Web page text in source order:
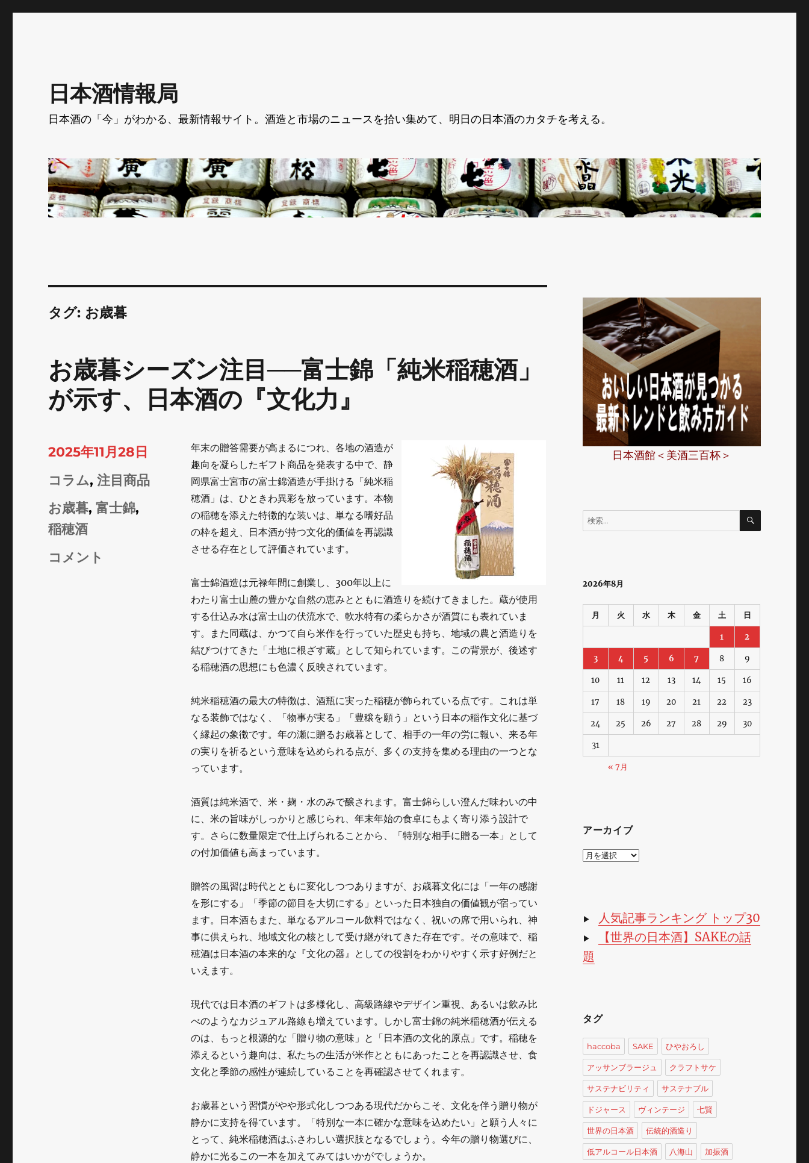
日本酒情報局
日本酒の「今」がわかる、最新情報サイト。酒造と市場のニュースを拾い集めて、明日の日本酒のカタチを考える。
タグ: お歳暮
お歳暮シーズン注目──富士錦「純米稲穂酒」
が示す、日本酒の『文化力』
年末の贈答需要が高まるにつれ、各地の酒造が
趣向を凝らしたギフト商品を発表する中で、静
岡県富士宮市の富士錦酒造が手掛ける「純米稲
穂酒」は、ひときわ異彩を放っています。本物
の稲穂を添えた特徴的な装いは、単なる嗜好品
の枠を超え、日本酒が持つ文化的価値を再認識
させる存在として評価されています。
富士錦酒造は元禄年間に創業し、300年以上に
わたり富士山麓の豊かな自然の恵みとともに酒造りを続けてきました。蔵が使用
する仕込み水は富士山の伏流水で、軟水特有の柔らかさが酒質にも表れていま
す。また同蔵は、かつて自ら米作を行っていた歴史も持ち、地域の農と酒造りを
結びつけてきた「土地に根ざす蔵」として知られています。この背景が、後述す
る稲穂酒の思想にも色濃く反映されています。
純米稲穂酒の最大の特徴は、酒瓶に実った稲穂が飾られている点です。これは単
なる装飾ではなく、「物事が実る」「豊穣を願う」という日本の稲作文化に基づ
く縁起の象徴です。年の瀬に贈るお歳暮として、相手の一年の労に報い、来る年
の実りを祈るという意味を込められる点が、多くの支持を集める理由の一つとな
っています。
酒質は純米酒で、米・麹・水のみで醸されます。富士錦らしい澄んだ味わいの中
に、米の旨味がしっかりと感じられ、年末年始の食卓にもよく寄り添う設計で
す。さらに数量限定で仕上げられることから、「特別な相手に贈る一本」として
の付加価値も高まっています。
贈答の風習は時代とともに変化しつつありますが、お歳暮文化には「一年の感謝
を形にする」「季節の節目を大切にする」といった日本独自の価値観が宿ってい
ます。日本酒もまた、単なるアルコール飲料ではなく、祝いの席で用いられ、神
事に供えられ、地域文化の核として受け継がれてきた存在です。その意味で、稲
穂酒は日本酒の本来的な『文化の器』としての役割をわかりやすく示す好例だと
いえます。
現代では日本酒のギフトは多様化し、高級路線やデザイン重視、あるいは飲み比
べのようなカジュアル路線も増えています。しかし富士錦の純米稲穂酒が伝える
のは、もっと根源的な「贈り物の意味」と「日本酒の文化的原点」です。稲穂を
添えるという趣向は、私たちの生活が米作とともにあったことを再認識させ、食
文化と季節の感性が連続していることを再確認させてくれます。
お歳暮という習慣がやや形式化しつつある現代だからこそ、文化を伴う贈り物が
静かに支持を得ています。「特別な一本に確かな意味を込めたい」と願う人々に
とって、純米稲穂酒はふさわしい選択肢となるでしょう。今年の贈り物選びに、
静かに光るこの一本を加えてみてはいかがでしょうか。
投
稿
2025年11月28日
カ
テ
ゴ
ー
コラム,注目商品
タ
グ
お歳暮,富士錦,
稲穂酒
お
コメント
日本酒館＜美酒三百杯＞
検
索:
検
2026年8月
月 火 水 木 金 土 日
1 2
3 4 5 6 7 8 9
10 11 12 13 14 15 16
17 18 19 20 21 22 23
24 25 26 27 28 29 30
31
« 7月
アーカイブ
ア
▶
人気記事ランキング トップ30
▶
【世界の日本酒】SAKEの話
題
タグ
haccoba SAKE ひやおろし
アッサンブラージュ クラフトサケ
サステナビリティ サステナブル
ドジャース ヴィンテージ 七賢
世界の日本酒 伝統的酒造り
低アルコール日本酒 八海山 加振酒